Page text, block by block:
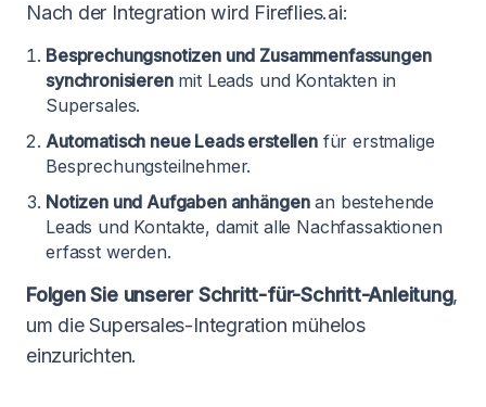
Nach der Integration wird Fireflies.ai:
Besprechungsnotizen und Zusammenfassungen
synchronisierenmit Leads und Kontakten in
Supersales.
Automatisch neue Leads erstellenfür erstmalige
Besprechungsteilnehmer.
Notizen und Aufgaben anhängenan bestehende
Leads und Kontakte, damit alle Nachfassaktionen
erfasst werden.
Folgen Sie unserer Schritt-für-Schritt-Anleitung,
um die Supersales-Integration mühelos
einzurichten.